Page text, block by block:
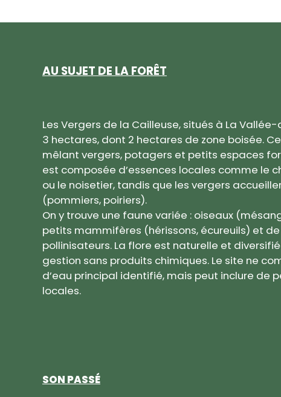
AU SUJET DE LA FORÊT
Les Vergers de la Cailleuse, situés à La
3 hectares, dont 2 hectares de zone boisée.
mêlant vergers, potagers et petits espaces
est composée d’essences locales comme le
ou le noisetier, tandis que les vergers
(pommiers, poiriers).
On y trouve une faune variée : oiseaux
petits mammifères (hérissons, écureuils) et
pollinisateurs. La flore est naturelle et
gestion sans produits chimiques. Le site ne
d’eau principal identifié, mais peut inclure de
locales.
SON PASSÉ